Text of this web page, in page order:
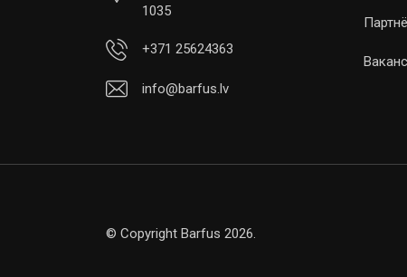
1035
+371 25624363
info@barfus.lv
© Copyright Barfus 2026.